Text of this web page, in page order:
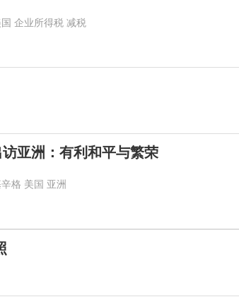
企业所得税 减税
亚洲：有利和平与繁荣
格 美国 亚洲